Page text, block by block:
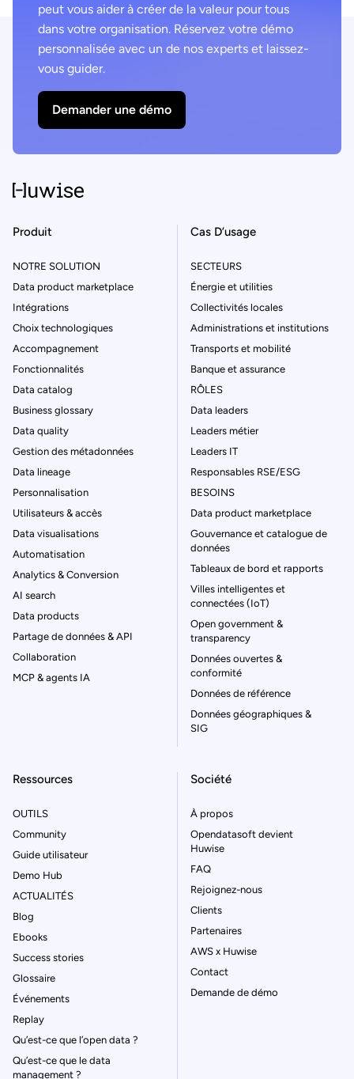
peut vous aider à créer de la valeur pour tous
dans votre organisation. Réservez votre démo
personnalisée avec un de nos experts et laissez-
vous guider.
Demander une démo
Produit
NOTRE SOLUTION
Data product marketplace
Intégrations
Choix technologiques
Accompagnement
Fonctionnalités
Data catalog
Business glossary
Data quality
Gestion des métadonnées
Data lineage
Personnalisation
Utilisateurs & accès
Data visualisations
Automatisation
Analytics & Conversion
AI search
Data products
Partage de données & API
Collaboration
MCP & agents IA
Cas D’usage
SECTEURS
Énergie et utilities
Collectivités locales
Administrations et institutions
Transports et mobilité
Banque et assurance
RÔLES
Data leaders
Leaders métier
Leaders IT
Responsables RSE/ESG
BESOINS
Data product marketplace
Gouvernance et catalogue de
données
Tableaux de bord et rapports
Villes intelligentes et
connectées (IoT)
Open government &
transparency
Données ouvertes &
conformité
Données de référence
Données géographiques &
SIG
Ressources
OUTILS
Community
Guide utilisateur
Demo Hub
ACTUALITÉS
Blog
Ebooks
Success stories
Glossaire
Événements
Replay
Qu’est-ce que l’open data ?
Qu’est-ce que le data
management ?
Société
À propos
Opendatasoft devient
Huwise
FAQ
Rejoignez-nous
Clients
Partenaires
AWS x Huwise
Contact
Demande de démo